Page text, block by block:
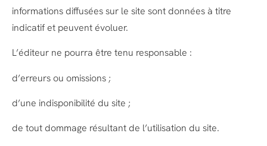
informations diffusées sur le site sont données à titre
indicatif et peuvent évoluer.
L’éditeur ne pourra être tenu responsable :
d’erreurs ou omissions ;
d’une indisponibilité du site ;
de tout dommage résultant de l’utilisation du site.